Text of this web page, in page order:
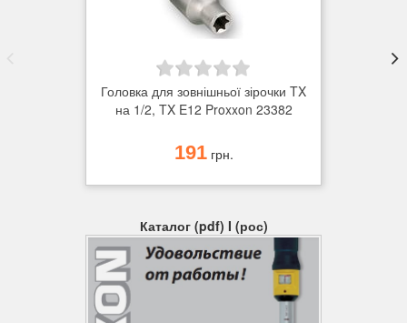
Головка для зовнішньої зірочки TX
на 1/2, TX E12 Proxxon 23382
191грн.
Каталог (pdf) I (рос)